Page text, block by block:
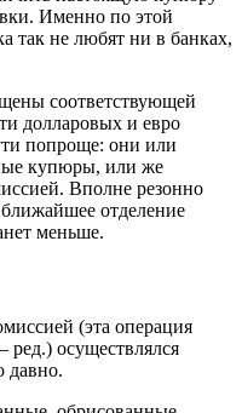
Именно по этой
так не любят ни в банках,
соответствующей
долларовых и евро
попроще: они или
купюры, или же
Вполне резонно
отделение
меньше.
(эта операция
ред.) осуществлялся
давно.